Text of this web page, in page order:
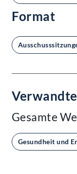
Format
Gesamte
Gesundheit und